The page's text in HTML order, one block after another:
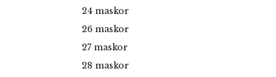
24 maskor
26 maskor
27 maskor
28 maskor